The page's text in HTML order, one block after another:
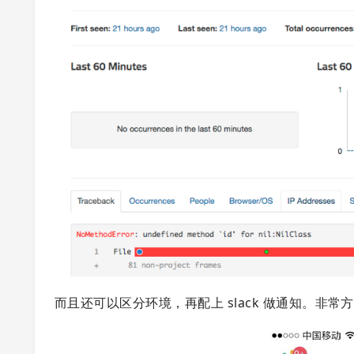
而且还可以区分环境，再配上 slack 做通知。非常